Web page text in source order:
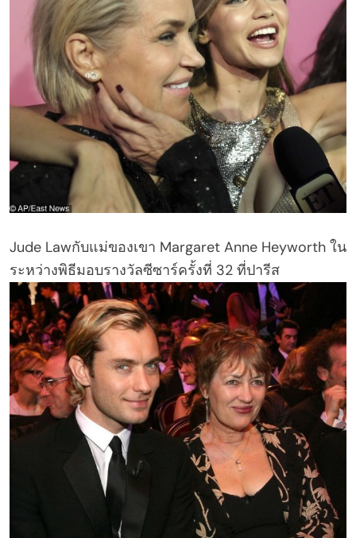
Jude Lawกับแม่ของเขา Margaret Anne Heyworth ใน
ระหว่างพิธีมอบรางวัลซีซาร์ครั้งที่ 32 ที่ปารีส